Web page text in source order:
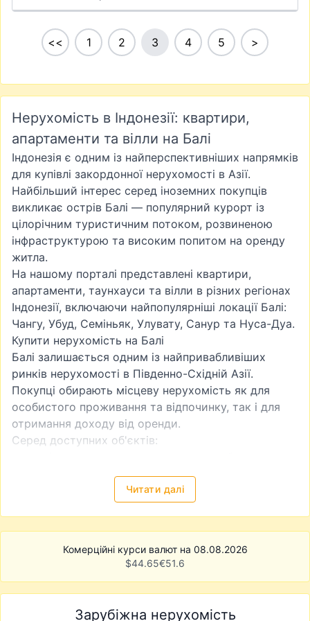
<< 1 2 3 4 5 >
Нерухомість в Індонезії: квартири,
апартаменти та вілли на Балі
Індонезія є одним із найперспективніших напрямків
для купівлі закордонної нерухомості в Азії.
Найбільший інтерес серед іноземних покупців
викликає острів Балі — популярний курорт із
цілорічним туристичним потоком, розвиненою
інфраструктурою та високим попитом на оренду
житла.
На нашому порталі представлені квартири,
апартаменти, таунхауси та вілли в різних регіонах
Індонезії, включаючи найпопулярніші локації Балі:
Чангу, Убуд, Семіньяк, Улувату, Санур та Нуса-Дуа.
Купити нерухомість на Балі
Балі залишається одним із найпривабливіших
ринків нерухомості в Південно-Східній Азії.
Покупці обирають місцеву нерухомість як для
особистого проживання та відпочинку, так і для
отримання доходу від оренди.
Серед доступних об'єктів:
вілли з басейнами та приватними територіями;
будинки для постійного проживання;
інвестиційні проєкти на етапі будівництва;
новобудови від забудовників.
Інвестори все частіше розглядають Балі як
альтернативу європейським курортним ринкам.
Читати далі
Комерційні курси валют на 08.08.2026
$44.65€51.6
Зарубіжна нерухомість